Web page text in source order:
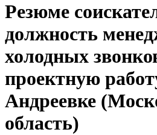
Резюме
должность
холодных
проектную
Андреевке
область)